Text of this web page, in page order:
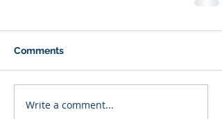
Comments
Write a comment...